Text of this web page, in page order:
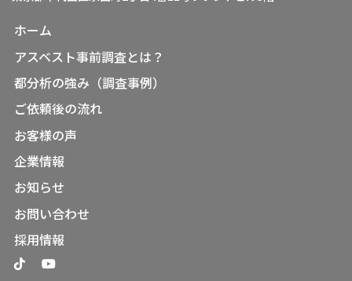
ホーム
アスベスト事前調査とは？
都分析の強み（調査事例）
ご依頼後の流れ
お客様の声
企業情報
お知らせ
お問い合わせ
採用情報